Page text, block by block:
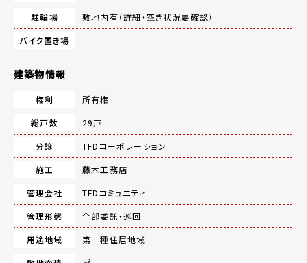
駐輪場
敷地内有（詳細・空き状況要確認）
バイク置き場
建築物情報
権利
所有権
総戸数
29戸
分譲
TFDコーポレーション
施工
藤木工務店
管理会社
TFDコミュニティ
管理形態
全部委託・巡回
用途地域
第一種住居地域